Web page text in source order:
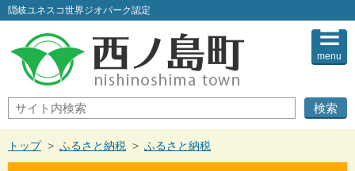
このページの本文へ
隠岐ユネスコ世界ジオパーク認定
サ
イ
ト
内
検
索
menu
現
在
トップ > ふるさと納税 > ふるさと納税